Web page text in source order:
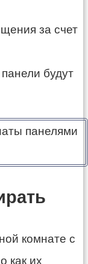
за счет
будут
комнате с
как их